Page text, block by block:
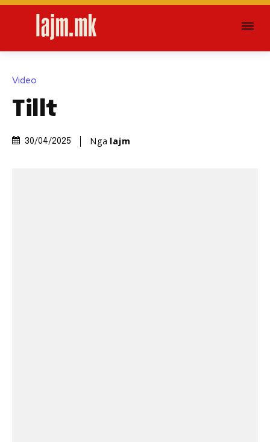
Video
Tillt
30/04/2025 Nga lajm